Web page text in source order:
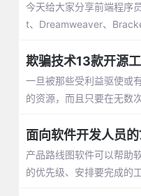
今天给大家分享前端程序
t、Dreamweaver、
欺骗技术13款开源
一旦被那些受利益驱使或
的资源，而且只要在无数
面向软件开发人员
产品路线图软件可以帮助
的优先级、安排要完成的